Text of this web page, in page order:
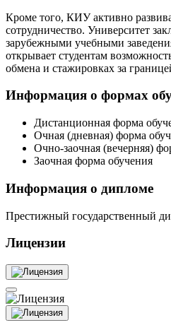
Кроме того, КИУ активно
сотрудничество. Университет
зарубежными учебными
открывает студентам
обмена и стажировках за
Информация о формах
Дистанционная форма
Очная (дневная) форма
Очно-заочная (вечерняя)
Заочная форма обучения
Информация о дипломе
Престижный государственный
Лицензии